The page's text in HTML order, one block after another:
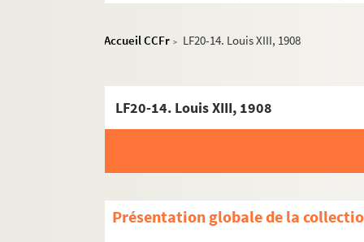
Accueil CCFr > LF20-14. Louis XIII, 1908
LF20-14. Louis XIII, 1908
Présentation globale de la
LFK-1. Théâtre de Lille, mémoires,
LF6. Biographie lilloise
LF7. Gouverneurs de Lille 1, XIVe et XVe
LF11. Vues de Lille – Cartes postales